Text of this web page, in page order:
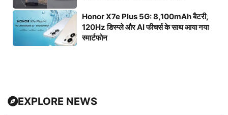
Honor X7e Plus 5G: 8,100mAh बैटरी,
120Hz डिस्प्ले और AI फीचर्स के साथ आया नया
स्मार्टफोन
EXPLORE NEWS